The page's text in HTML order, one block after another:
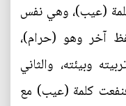
كلمة (عيب)، وهي نفس
آخر وهو (حرام)،
وبيئته، والثاني
فنفعت كلمة (عيب) مع